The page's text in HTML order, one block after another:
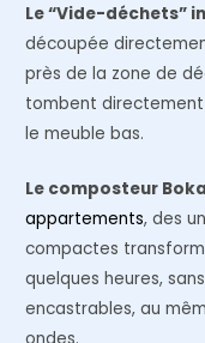
Le “Vide-déchets”
découpée
près de la zone de
tombent
le meuble bas.
Le composteur
appartements, des
compactes
quelques heures,
encastrables, au